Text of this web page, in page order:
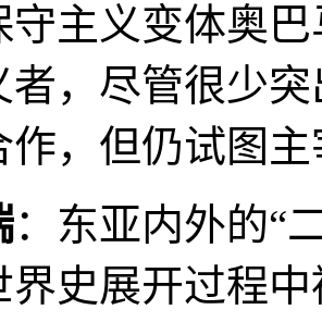
守主义变体奥
者，尽管很少
作，但仍试图
：东亚内外的“
界史展开过程